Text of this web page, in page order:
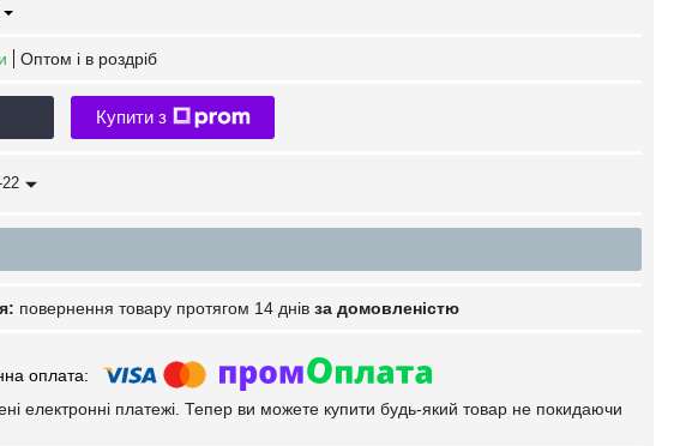
Оптом і в роздріб
Купити з
повернення товару протягом 14 днів за домовленістю
електронні платежі. Тепер ви можете купити будь-який товар не покидаючи